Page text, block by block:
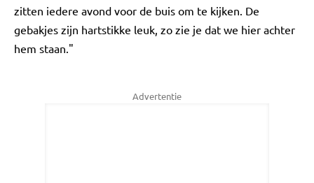
zitten iedere avond voor de buis om te kijken. De
gebakjes zijn hartstikke leuk, zo zie je dat we hier achter
hem staan."
Advertentie